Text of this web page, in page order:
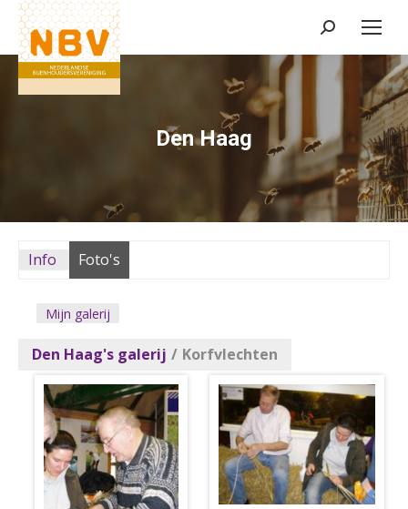
Zoeken:
Den Haag
Info Foto's
Mijn galerij
Den Haag's galerij / Korfvlechten